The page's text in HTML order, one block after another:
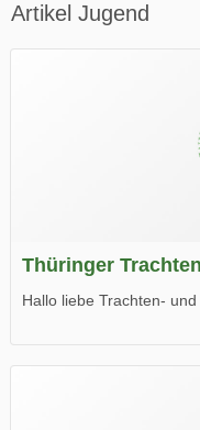
Artikel Jugend
Thüringer
Hallo liebe Trachten- und
Wir wünschen Euch viel